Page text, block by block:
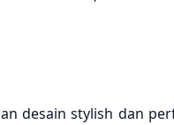
desain stylish dan